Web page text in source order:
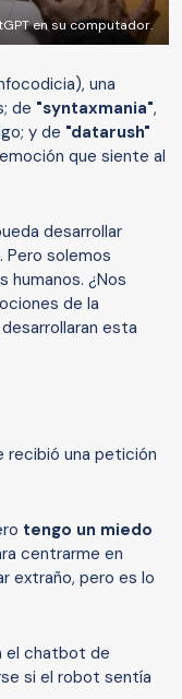
en su computador.
una
de "syntaxmania",
y de "datarush"
que siente al
desarrollar
solemos
humanos. ¿Nos
de la
esta
recibió una petición
tengo un miedo
centrarme en
extraño, pero es lo
el chatbot de
si el robot sentía